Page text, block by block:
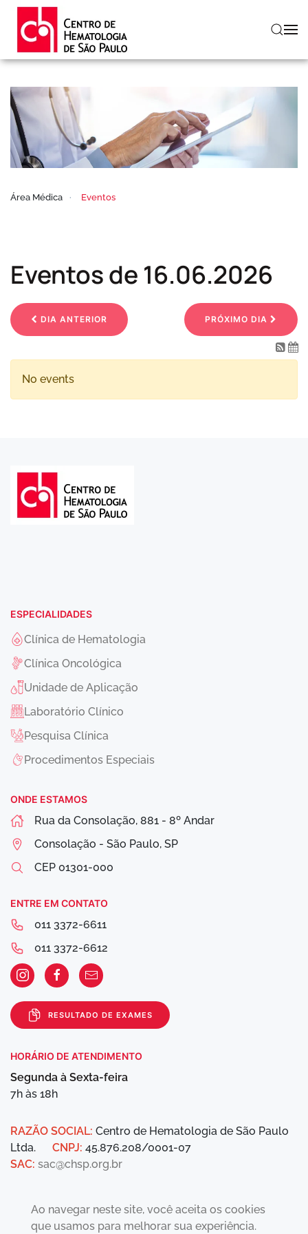
Skip to main content
Área Médica Eventos
Eventos de 16.06.2026
DIA ANTERIOR PRÓXIMO DIA
No events
ESPECIALIDADES
Clínica de Hematologia
Clínica Oncológica
Unidade de Aplicação
Laboratório Clínico
Pesquisa Clínica
Procedimentos Especiais
ONDE ESTAMOS
Rua da Consolação, 881 - 8º Andar
Consolação - São Paulo, SP
CEP 01301-000
ENTRE EM CONTATO
011 3372-6611
011 3372-6612
RESULTADO DE EXAMES
HORÁRIO DE ATENDIMENTO
Segunda à Sexta-feira
7h às 18h
RAZÃO SOCIAL: Centro de Hematologia de São Paulo
Ltda. CNPJ: 45.876.208/0001-07
SAC: sac@chsp.org.br
Ao navegar neste site, você aceita os cookies
que usamos para melhorar sua experiência.